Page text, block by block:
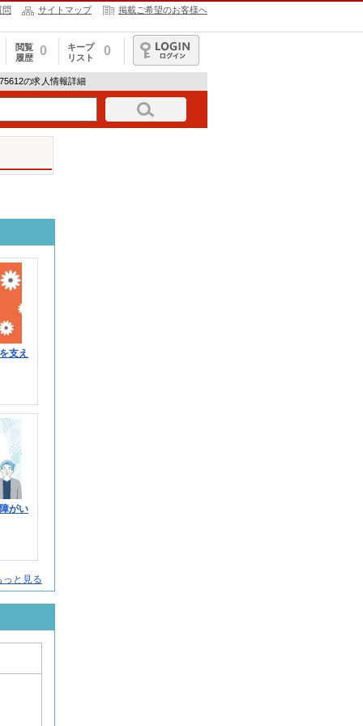
問 サイトマップ 掲載ご希望のお客様へ
閲覧
履歴
0
キープ
リスト
0
ログイン
の求人情報詳細
支え
がい
と見る